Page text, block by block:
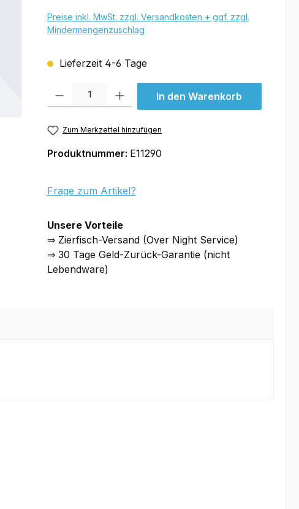
Preise inkl. MwSt. zzgl. Versandkosten + ggf. zzgl.
Mindermengenzuschlag
Lieferzeit 4-6 Tage
In den Warenkorb
Zum Merkzettel hinzufügen
Produktnummer: E11290
Frage zum Artikel?
Unsere Vorteile
⇒ Zierfisch-Versand (Over Night Service)
⇒ 30 Tage Geld-Zurück-Garantie (nicht
Lebendware)